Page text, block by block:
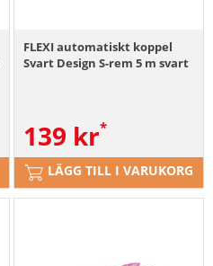
FLEXI automatiskt koppel
Svart Design S-rem 5 m svart
139 kr
LÄGG TILL I VARUKORG